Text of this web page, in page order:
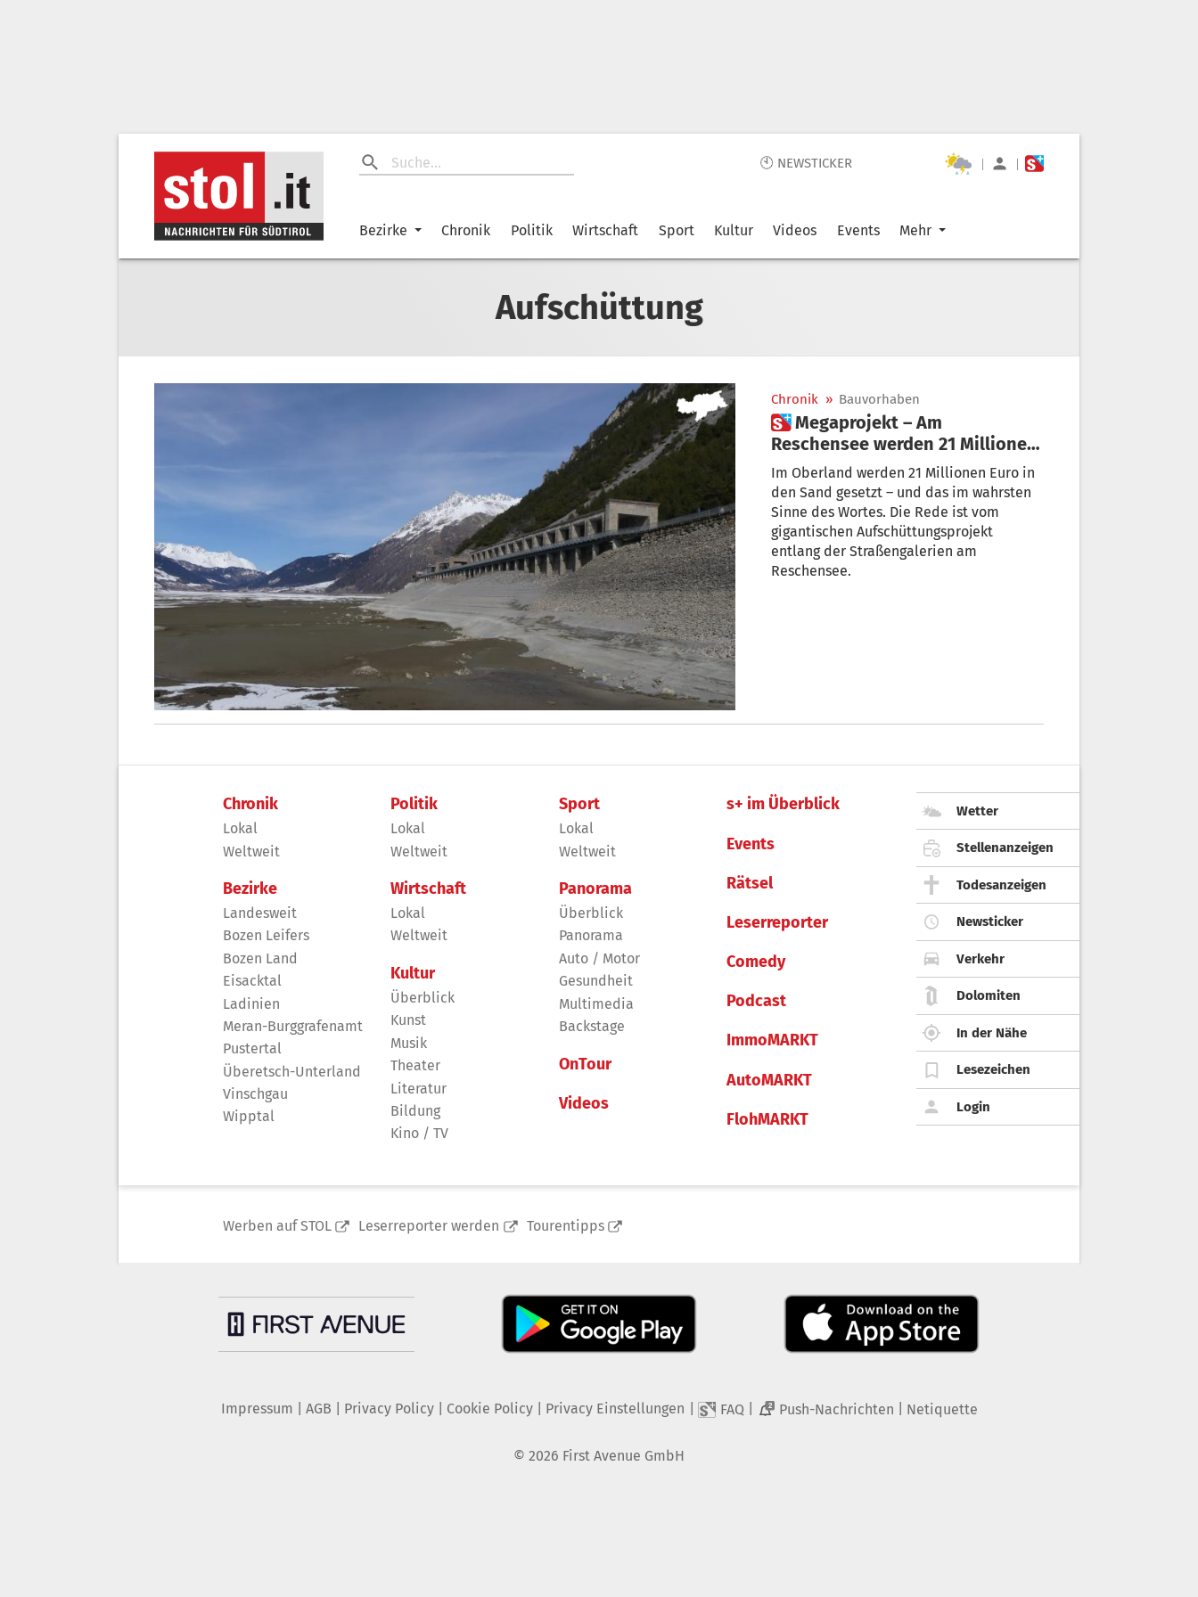
🕙 NEWSTICKER | |
Bezirke Chronik Politik Wirtschaft Sport Kultur Videos Events Mehr
Aufschüttung
Chronik » Bauvorhaben
 Megaprojekt – Am
Reschensee werden 21 Millionen
in den Sand gesetzt
Im Oberland werden 21 Millionen Euro in
den Sand gesetzt – und das im wahrsten
Sinne des Wortes. Die Rede ist vom
gigantischen Aufschüttungsprojekt
entlang der Straßengalerien am
Reschensee.
Chronik
Lokal
Weltweit
Bezirke
Landesweit
Bozen Leifers
Bozen Land
Eisacktal
Ladinien
Meran-Burggrafenamt
Pustertal
Überetsch-Unterland
Vinschgau
Wipptal
Politik
Lokal
Weltweit
Wirtschaft
Lokal
Weltweit
Kultur
Überblick
Kunst
Musik
Theater
Literatur
Bildung
Kino / TV
Sport
Lokal
Weltweit
Panorama
Überblick
Panorama
Auto / Motor
Gesundheit
Multimedia
Backstage
OnTour
Videos
s+ im Überblick
Events
Rätsel
Leserreporter
Comedy
Podcast
ImmoMARKT
AutoMARKT
FlohMARKT
Wetter
Stellenanzeigen
Todesanzeigen
Newsticker
Verkehr
Dolomiten
In der Nähe
Lesezeichen
Login
Werben auf STOL Leserreporter werden Tourentipps
Impressum AGB Privacy Policy| Cookie Policy| Privacy Einstellungen FAQ 2 Push-Nachrichten Netiquette
© 2026 First Avenue GmbH